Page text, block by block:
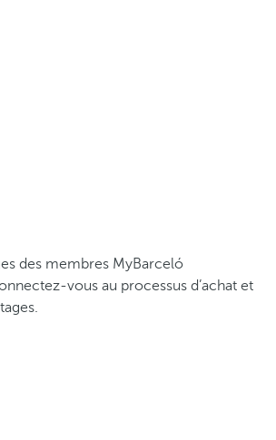
des membres MyBarceló
vous au processus d’achat et